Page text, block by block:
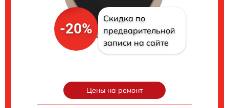
-20%
Скидка по
предварительной
записи на сайте
Цены на ремонт